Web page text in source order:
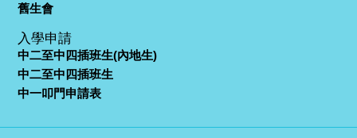
舊生會
入學申請
中二至中四插班生(內地生)
中二至中四插班生
中一叩門申請表